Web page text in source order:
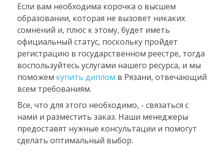
Если вам необходима корочка о высшем
образовании, которая не вызовет никаких
сомнений и, плюс к этому, будет иметь
официальный статус, поскольку пройдет
регистрацию в государственном реестре, тогда
воспользуйтесь услугами нашего ресурса, и мы
поможем купить диплом в Рязани, отвечающий
всем требованиям.
Все, что для этого необходимо, - связаться с
нами и разместить заказ. Наши менеджеры
предоставят нужные консультации и помогут
сделать оптимальный выбор.